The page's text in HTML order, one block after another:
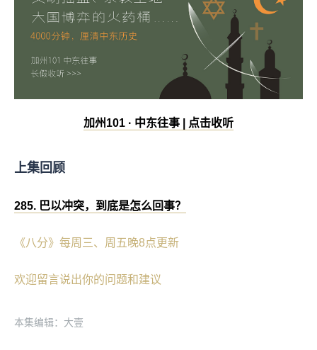
加州101 · 中东往事 | 点击收听
上集回顾
285. 巴以冲突，到底是怎么回事？
《八分》每周三、周五晚8点更新
欢迎留言说出你的问题和建议
本集编辑：大壹